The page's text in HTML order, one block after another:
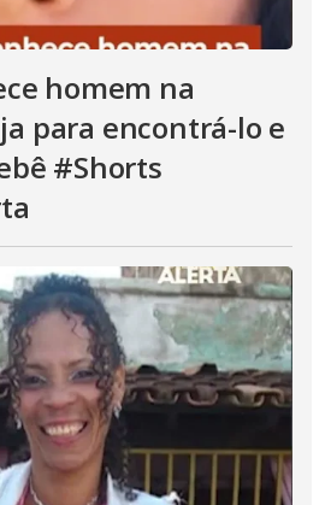
homem na
para encontrá-lo e
#Shorts